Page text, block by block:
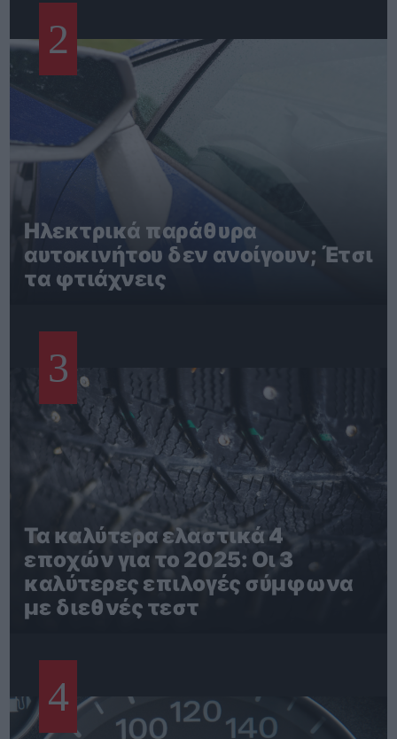
2
Ηλεκτρικά παράθυρα
αυτοκινήτου δεν ανοίγουν; Έτσι
τα φτιάχνεις
3
Τα καλύτερα ελαστικά 4
εποχών για το 2025: Οι 3
καλύτερες επιλογές σύμφωνα
με διεθνές τεστ
4